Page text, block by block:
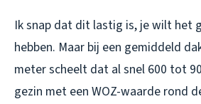
Ik snap dat dit lastig is, je wilt het
hebben. Maar bij een gemiddeld
meter scheelt dat al snel 600 tot
gezin met een WOZ-waarde rond